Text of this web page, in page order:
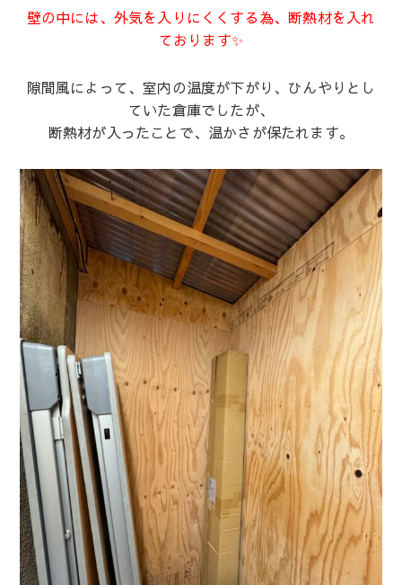
壁の中には、外気を入りにくくする為、断熱材を入れ
ております✨
隙間風によって、室内の温度が下がり、ひんやりとし
ていた倉庫でしたが、
断熱材が入ったことで、温かさが保たれます。